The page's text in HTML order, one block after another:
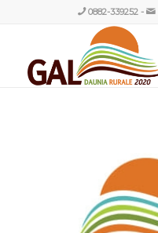
0882-339252-